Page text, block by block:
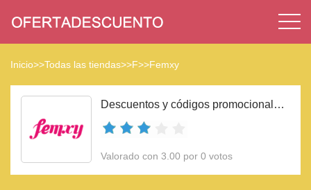
Inicio>>Todas las tiendas>>F>>Femxy
Descuentos y códigos promocionales Femxy 2023
Valorado con 3.00 por 0 votos